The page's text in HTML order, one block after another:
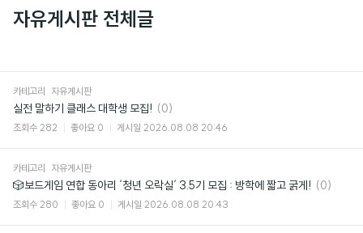
자유게시판 전체글
카테고리 자유게시판
실전 말하기 클래스 대학생 모집! 댓
글
(0)
조회수 282 좋아요 0 게시일 2026.08.08 20:46
카테고리 자유게시판
🎲보드게임 연합 동아리 ‘청년 오락실‘ 3.5기 모집 : 방학에 짧고 굵게! 댓
(0)
조회수 280 좋아요 0 게시일 2026.08.08 20:43